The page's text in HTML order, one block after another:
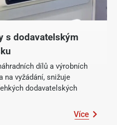
s dodavatelským
dílů a výrobních
na vyžádání, snižuje
dodavatelských
Více